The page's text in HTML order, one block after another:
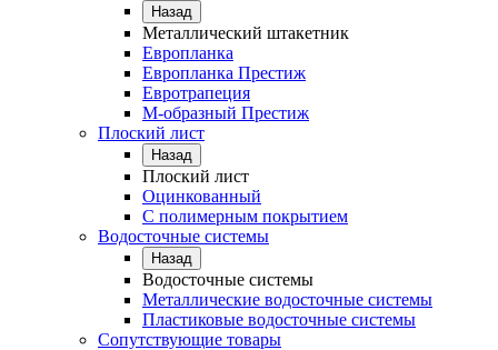
Назад
Металлический штакетник
Европланка
Европланка Престиж
Евротрапеция
М-образный Престиж
Плоский лист
Назад
Плоский лист
Оцинкованный
С полимерным покрытием
Водосточные системы
Назад
Водосточные системы
Металлические водосточные системы
Пластиковые водосточные системы
Сопутствующие товары